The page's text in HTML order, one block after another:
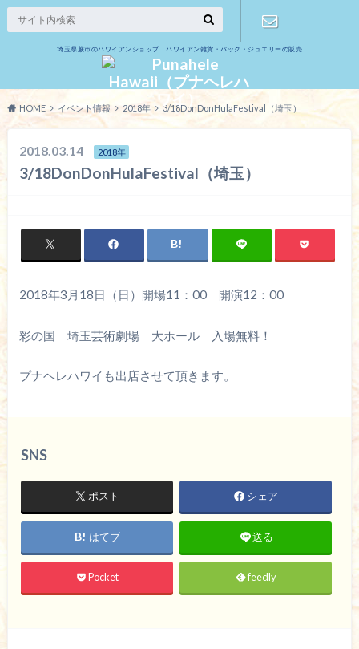
埼玉県蕨市のハワイアンショップ ハワイアン雑貨・バック・ジュエリーの販売
HOME イベント情報 2018年 3/18DonDonHulaFestival（埼玉）
2018.03.14 2018年
3/18DonDonHulaFestival（埼玉）
2018年3月18日（日）開場11：00 開演12：00
彩の国 埼玉芸術劇場 大ホール 入場無料！
プナヘレハワイも出店させて頂きます。
SNS
ポスト シェア
はてブ 送る
Pocket feedly